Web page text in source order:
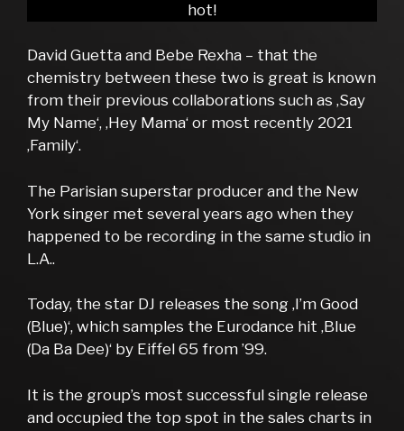
hot!
David Guetta and Bebe Rexha – that the
chemistry between these two is great is known
from their previous collaborations such as ‚Say
My Name‘, ‚Hey Mama‘ or most recently 2021
‚Family‘.
The Parisian superstar producer and the New
York singer met several years ago when they
happened to be recording in the same studio in
L.A..
Today, the star DJ releases the song ‚I’m Good
(Blue)‘, which samples the Eurodance hit ‚Blue
(Da Ba Dee)‘ by Eiffel 65 from ’99.
It is the group’s most successful single release
and occupied the top spot in the sales charts in